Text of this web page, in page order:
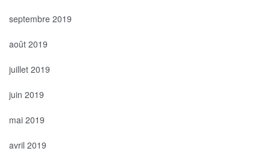
septembre 2019
août 2019
juillet 2019
juin 2019
mai 2019
avril 2019